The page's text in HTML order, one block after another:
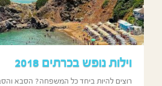
וילות נופש בכרתים 2018
רוצים להיות ביחד כל המשפחה? הסבא